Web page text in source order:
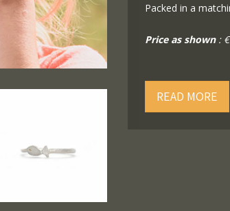
Packed in a
Price as shown: €
READ MORE